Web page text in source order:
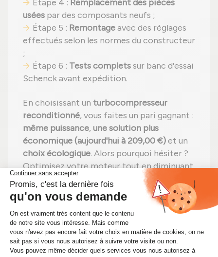
Étape 4 : Remplacement des pièces
usées par des composants neufs ;
Étape 5 : Remontageavec des réglages
effectués selon les normes du constructeur
;
Étape 6 : Tests completssur banc d'essai
Schenck avant expédition.
En choisissant un turbocompresseur
reconditionné, vous faites un pari gagnant :
même puissance, une solution plus
économique (aujourd'hui à 209,00 €)et un
choix écologique. Alors pourquoi hésiter ?
Optimisez votre moteur tout en diminuant
vos coûts d'entretien !
🔧 Pourquoi choisir ce turbo Garrett
reconditionné ?
Apportez à votre véhicule, ce
turbocompresseur Garrett en échange